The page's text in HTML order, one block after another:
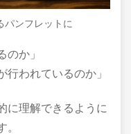
パンフレットに
のか」
行われているのか」
に理解できるように
。